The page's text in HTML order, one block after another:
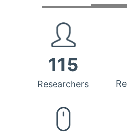
115
Researchers